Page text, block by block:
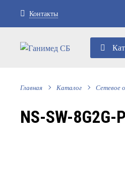
Контакты
Главная Каталог Сетевое
NS-SW-8G2G-